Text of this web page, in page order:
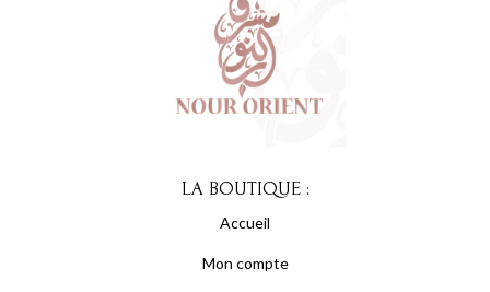
LA BOUTIQUE :
Accueil
Mon compte